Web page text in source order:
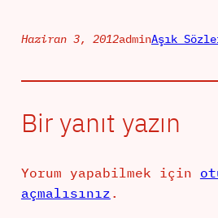
Haziran 3, 2012adminAşık
Bir yanıt yazın
Yorum yapabilmek için
açmalısınız .